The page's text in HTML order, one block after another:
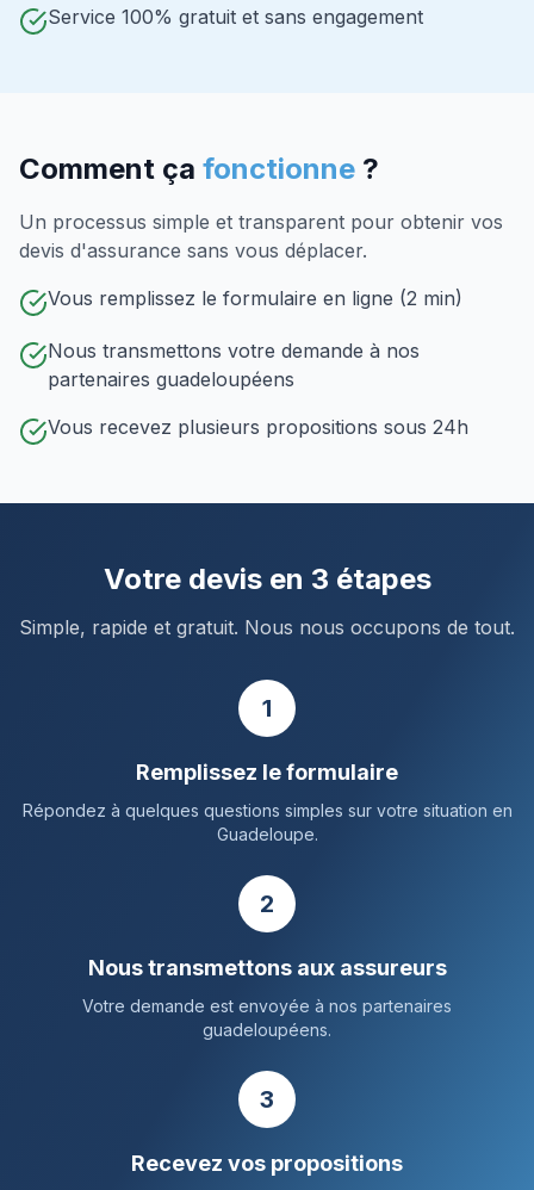
Service 100% gratuit et sans engagement
Comment ça fonctionne ?
Un processus simple et transparent pour obtenir vos
devis d'assurance sans vous déplacer.
Vous remplissez le formulaire en ligne (2 min)
Nous transmettons votre demande à nos
partenaires guadeloupéens
Vous recevez plusieurs propositions sous 24h
Votre devis en 3 étapes
Simple, rapide et gratuit. Nous nous occupons de tout.
1
Remplissez le formulaire
Répondez à quelques questions simples sur votre situation en
Guadeloupe.
2
Nous transmettons aux assureurs
Votre demande est envoyée à nos partenaires
guadeloupéens.
3
Recevez vos propositions